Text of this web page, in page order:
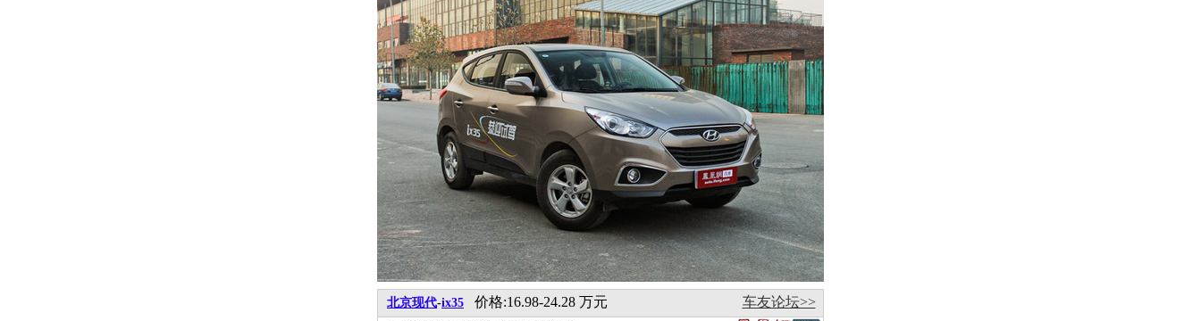
北京现代-ix35 价格:16.98-24.28 万元
车友论坛>>